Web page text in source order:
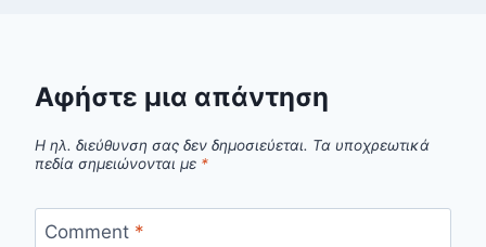
Αφήστε μια απάντηση
Η ηλ. διεύθυνση σας δεν δημοσιεύεται. Τα υποχρεωτικά
πεδία σημειώνονται με *
Comment *